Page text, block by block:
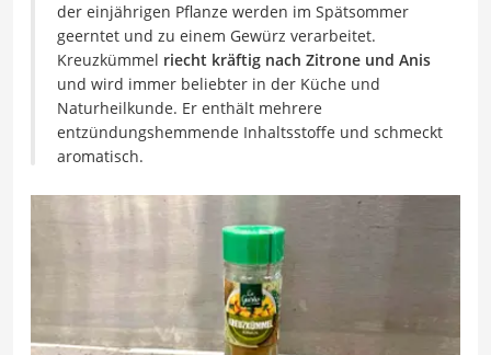
der einjährigen Pflanze werden im Spätsommer
geerntet und zu einem Gewürz verarbeitet.
Kreuzkümmel riecht kräftig nach Zitrone und Anis
und wird immer beliebter in der Küche und
Naturheilkunde. Er enthält mehrere
entzündungshemmende Inhaltsstoffe und schmeckt
aromatisch.